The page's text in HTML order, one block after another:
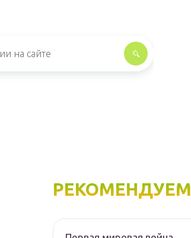
РЕКОМЕНДУЕМ